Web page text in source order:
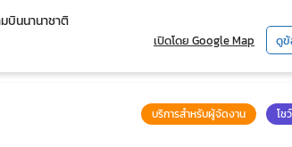
บินนานาชาติ
เปิดโดย Google Map ดู
บริการสำหรับผู้จัดงาน โช